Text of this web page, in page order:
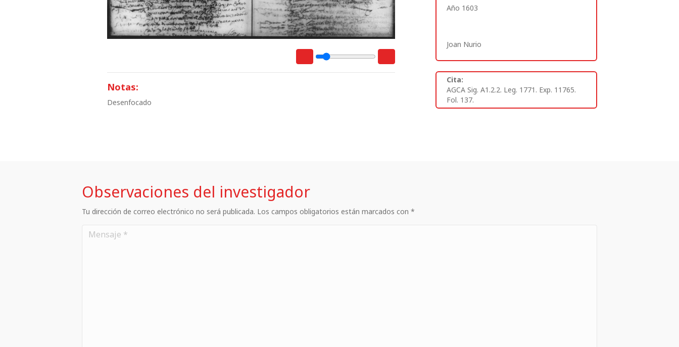
Notas:
Desenfocado
Año 1603
Joan Nurio
Cita:
AGCA Sig. A1.2.2. Leg. 1771. Exp. 11765.
Fol. 137.
Observaciones del investigador
Tu dirección de correo electrónico no será publicada. Los campos obligatorios están marcados con *